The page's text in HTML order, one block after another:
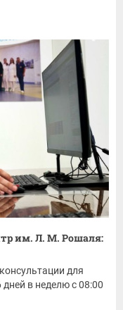
им. Л. М. Рошаля:
для
дней в неделю с 08:00